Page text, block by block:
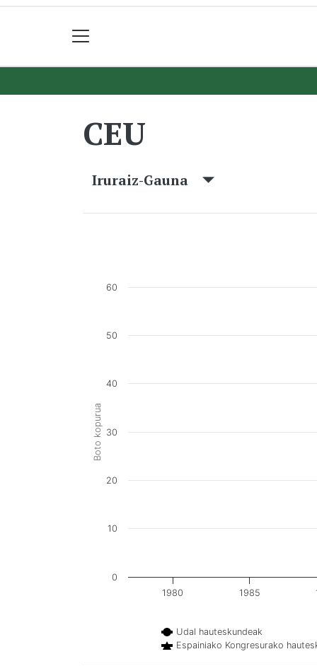
CEU
Iruraiz-Gauna
Boto kopurua
Udal hauteskundeak
Espainiako Kongresurako
1980 1985
0
10
20
30
40
50
60